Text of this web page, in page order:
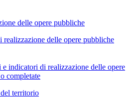
delle opere pubbliche
delle opere pubbliche
indicatori di realizzazione delle opere
completate
territorio